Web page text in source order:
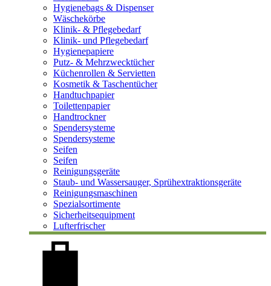
Hygienebags & Dispenser
Wäschekörbe
Klinik- & Pflegebedarf
Klinik- und Pflegebedarf
Hygienepapiere
Putz- & Mehrzwecktücher
Küchenrollen & Servietten
Kosmetik & Taschentücher
Handtuchpapier
Toilettenpapier
Handtrockner
Spendersysteme
Spendersysteme
Seifen
Seifen
Reinigungsgeräte
Staub- und Wassersauger, Sprühextraktionsgeräte
Reinigungsmaschinen
Spezialsortimente
Sicherheitsequipment
Lufterfrischer